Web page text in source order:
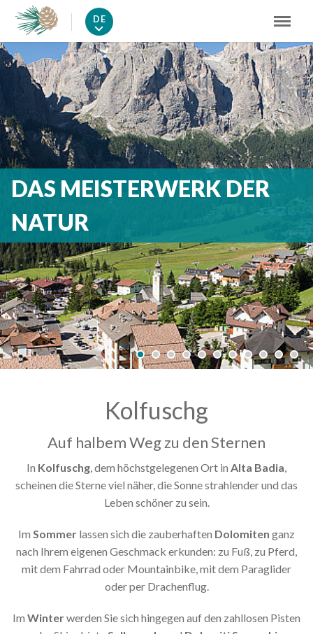
DE
DAS MEISTERWERK DER
NATUR
Kolfuschg
Auf halbem Weg zu den Sternen
In Kolfuschg, dem höchstgelegenen Ort in Alta Badia,
scheinen die Sterne viel näher, die Sonne strahlender und das
Leben schöner zu sein.
Im Sommer lassen sich die zauberhaften Dolomiten ganz
nach Ihrem eigenen Geschmack erkunden: zu Fuß, zu Pferd,
mit dem Fahrrad oder Mountainbike, mit dem Paraglider
oder per Drachenflug.
Im Winterwerden Sie sich hingegen auf den zahllosen Pisten